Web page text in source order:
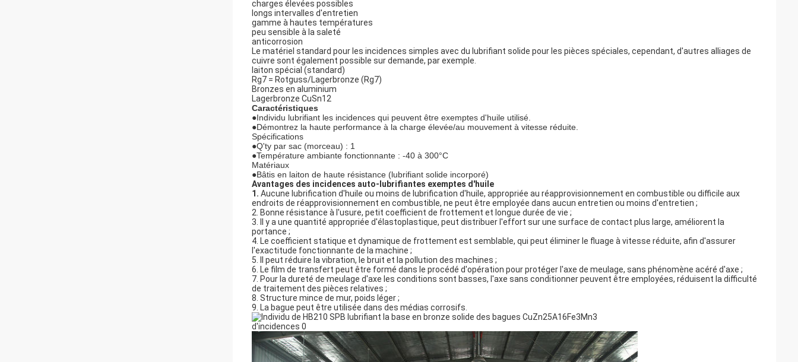
charges élevées possibles
longs intervalles d'entretien
gamme à hautes températures
peu sensible à la saleté
anticorrosion
Le matériel standard pour les incidences simples avec du lubrifiant solide pour les pièces spéciales, cependant, d'autres alliages de
cuivre sont également possible sur demande, par exemple.
laiton spécial (standard)
Rg7 = Rotguss/Lagerbronze (Rg7)
Bronzes en aluminium
Lagerbronze CuSn12
Caractéristiques
●Individu lubrifiant les incidences qui peuvent être exemptes d'huile utilisé.
●Démontrez la haute performance à la charge élevée/au mouvement à vitesse réduite.
Spécifications
●Q'ty par sac (morceau) : 1
●Température ambiante fonctionnante : -40 à 300°C
Matériaux
●Bâtis en laiton de haute résistance (lubrifiant solide incorporé)
Avantages des incidences auto-lubrifiantes exemptes d'huile
1. Aucune lubrification d'huile ou moins de lubrification d'huile, appropriée au réapprovisionnement en combustible ou difficile aux
endroits de réapprovisionnement en combustible, ne peut être employée dans aucun entretien ou moins d'entretien ;
2. Bonne résistance à l'usure, petit coefficient de frottement et longue durée de vie ;
3. Il y a une quantité appropriée d'élastoplastique, peut distribuer l'effort sur une surface de contact plus large, améliorent la
portance ;
4. Le coefficient statique et dynamique de frottement est semblable, qui peut éliminer le fluage à vitesse réduite, afin d'assurer
l'exactitude fonctionnante de la machine ;
5. Il peut réduire la vibration, le bruit et la pollution des machines ;
6. Le film de transfert peut être formé dans le procédé d'opération pour protéger l'axe de meulage, sans phénomène acéré d'axe ;
7. Pour la dureté de meulage d'axe les conditions sont basses, l'axe sans conditionner peuvent être employées, réduisent la difficulté
de traitement des pièces relatives ;
8. Structure mince de mur, poids léger ;
9. La bague peut être utilisée dans des médias corrosifs.